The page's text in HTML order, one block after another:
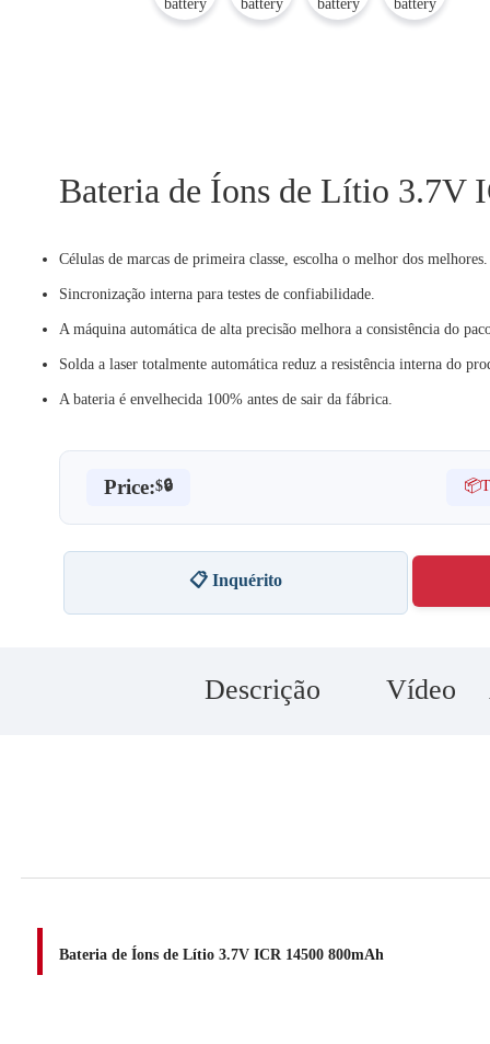
Bateria de Íons de Lítio 3.7V
Células de marcas de primeira classe, escolha o melhor dos melhores.
Sincronização interna para testes de confiabilidade.
A máquina automática de alta precisão melhora a consistência do
Solda a laser totalmente automática reduz a resistência interna do
A bateria é envelhecida 100% antes de sair da fábrica.
Price:$🔒
📋 Inquérito
Descrição Vídeo
Bateria de Íons de Lítio 3.7V ICR 14500 800mAh